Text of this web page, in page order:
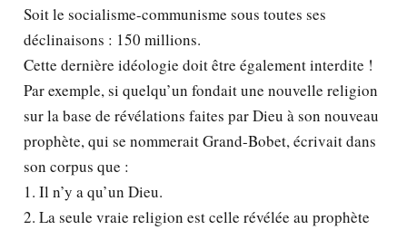
Soit le socialisme-communisme sous toutes ses
déclinaisons : 150 millions.
Cette dernière idéologie doit être également interdite !
Par exemple, si quelqu’un fondait une nouvelle religion
sur la base de révélations faites par Dieu à son nouveau
prophète, qui se nommerait Grand-Bobet, écrivait dans
son corpus que :
1. Il n’y a qu’un Dieu.
2. La seule vraie religion est celle révélée au prophète